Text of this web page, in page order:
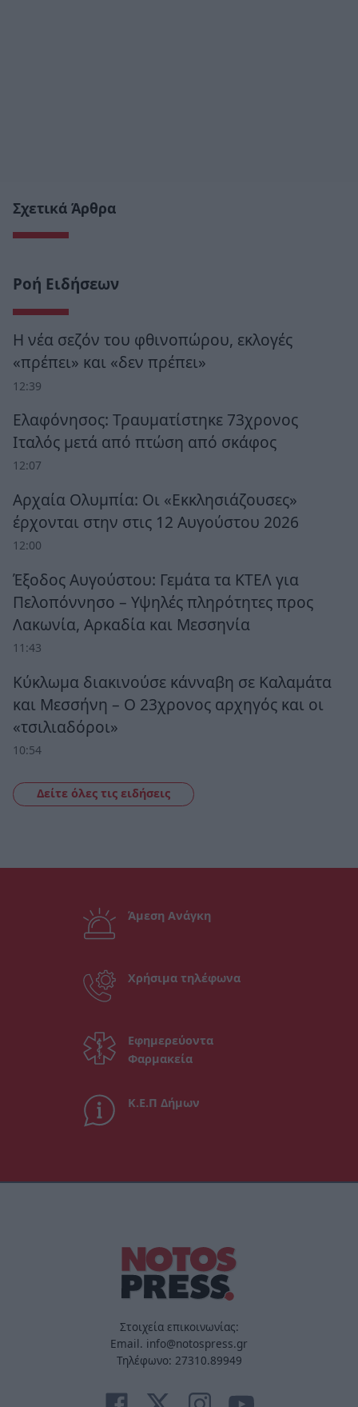
Σχετικά Άρθρα
Ροή Ειδήσεων
Η νέα σεζόν του φθινοπώρου, εκλογές
«πρέπει» και «δεν πρέπει»
12:39
Ελαφόνησος: Τραυματίστηκε 73χρονος
Ιταλός μετά από πτώση από σκάφος
12:07
Αρχαία Ολυμπία: Οι «Εκκλησιάζουσες»
έρχονται στην στις 12 Αυγούστου 2026
12:00
Έξοδος Αυγούστου: Γεμάτα τα ΚΤΕΛ για
Πελοπόννησο – Υψηλές πληρότητες προς
Λακωνία, Αρκαδία και Μεσσηνία
11:43
Κύκλωμα διακινούσε κάνναβη σε Καλαμάτα
και Μεσσήνη – Ο 23χρονος αρχηγός και οι
«τσιλιαδόροι»
10:54
Δείτε όλες τις ειδήσεις
Άμεση Ανάγκη
Χρήσιμα τηλέφωνα
Εφημερεύοντα
Φαρμακεία
Κ.Ε.Π Δήμων
Στοιχεία επικοινωνίας:
Email. info@notospress.gr
Τηλέφωνο: 27310.89949